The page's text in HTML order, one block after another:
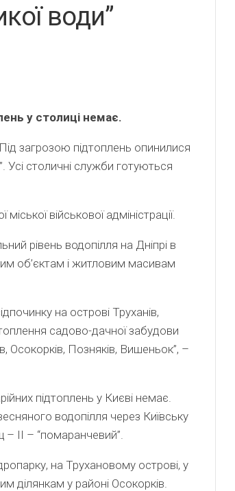
води”
у столиці немає.
Під загрозою підтоплень опинилися
Усі столичні служби готуються
військової адміністрації.
рівень водопілля на Дніпрі в
об’єктам і житловим масивам
на острові Труханів,
садово-дачної забудови
Осокорків, Позняків, Вишеньок”, –
підтоплень у Києві немає.
водопілля через Київську
– ІІ – “помаранчевий”.
на Трухановому острові, у
ділянкам у районі Осокорків.